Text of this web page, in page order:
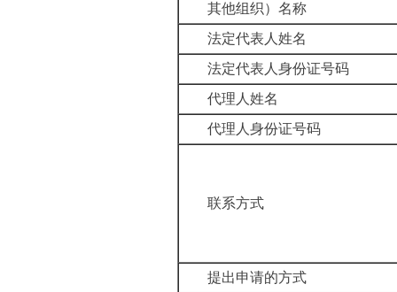
其他组织）名称
法定代表人姓名
法定代表人身份证号码
代理人姓名
代理人身份证号码
联系方式
提出申请的方式